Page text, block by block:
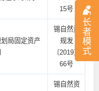
长
者
模
式
15号
局固定资产
锡自然资
规发
〔2019〕
66号
锡自然资